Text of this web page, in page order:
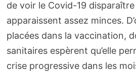
de voir le Covid-19
apparaissent assez minces.
placées dans la vaccination,
sanitaires espèrent qu’elle
crise progressive dans les